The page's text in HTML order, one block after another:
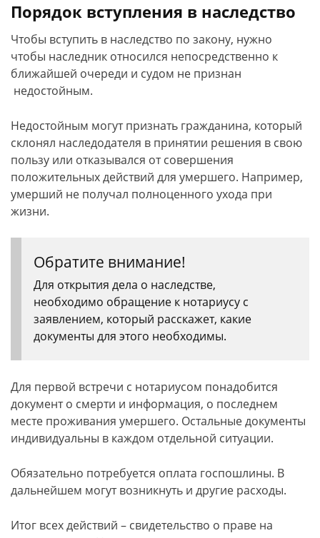
Порядок вступления в наследство
Чтобы вступить в наследство по закону, нужно
чтобы наследник относился непосредственно к
ближайшей очереди и судом не признан
недостойным.
Недостойным могут признать гражданина, который
склонял наследодателя в принятии решения в свою
пользу или отказывался от совершения
положительных действий для умершего. Например,
умерший не получал полноценного ухода при
жизни.
Обратите внимание!
Для открытия дела о наследстве,
необходимо обращение к нотариусу с
заявлением, который расскажет, какие
документы для этого необходимы.
Для первой встречи с нотариусом понадобится
документ о смерти и информация, о последнем
месте проживания умершего. Остальные документы
индивидуальны в каждом отдельной ситуации.
Обязательно потребуется оплата госпошлины. В
дальнейшем могут возникнуть и другие расходы.
Итог всех действий – свидетельство о праве на